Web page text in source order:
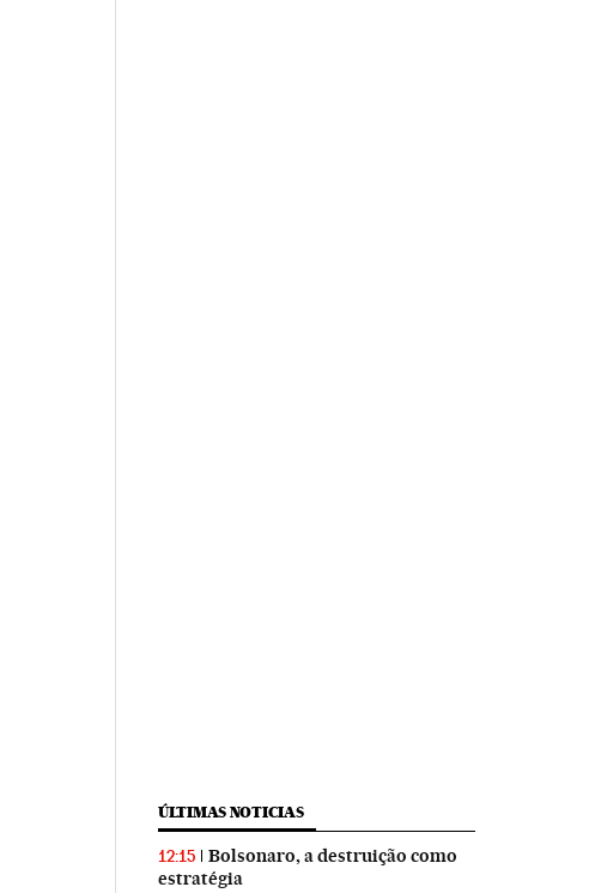
ÚLTIMAS NOTICIAS
12:15
Bolsonaro, a destruição como
estratégia